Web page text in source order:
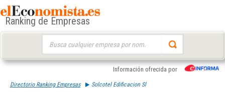
Ranking de Empresas
Información ofrecida por
Directorio Ranking Empresas Solcotel Edificacion Sl